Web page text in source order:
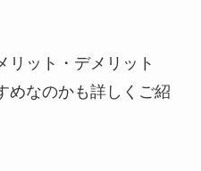
リット・デメリット
めなのかも詳しくご紹